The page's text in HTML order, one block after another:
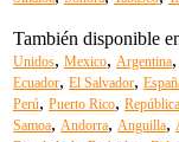
También disponible
Unidos, Mexico, Argentina,
Ecuador, El Salvador,
Perú, Puerto Rico,
Samoa, Andorra, Anguilla,